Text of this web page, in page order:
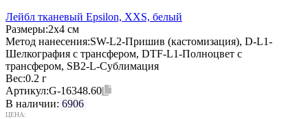
Лейбл тканевый Epsilon, XXS, белый
Размеры:2х4 см
Метод нанесения:SW-L2-Пришив (кастомизация), D-L1-
Шелкография с трансфером, DTF-L1-Полноцвет с
трансфером, SB2-L-Сублимация
Вес:0.2 г
Артикул:G-16348.60
В наличии: 6906
ЦЕНА: